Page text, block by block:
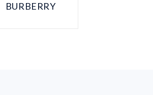
BURBERRY